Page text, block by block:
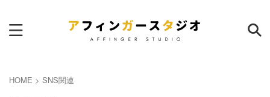
HOME > SNS関連